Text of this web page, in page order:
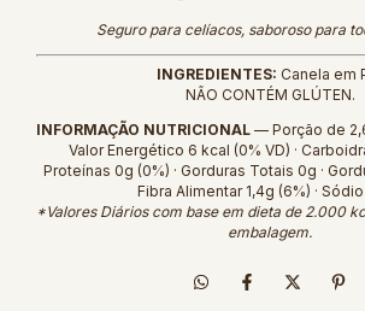
Seguro para celíacos, saboroso para
INGREDIENTES: Canela em
NÃO CONTÉM GLÚTEN.
INFORMAÇÃO NUTRICIONAL — Porção de
Valor Energético 6 kcal (0% VD) ·
Proteínas 0g (0%) · Gorduras Totais 0g ·
Fibra Alimentar 1,4g (6%) ·
*Valores Diários com base em dieta de 2.000
embalagem.